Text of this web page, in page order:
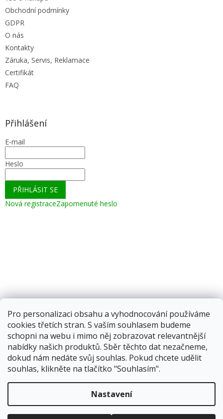
Pro personalizaci obsahu a vyhodnocování používáme
cookies třetích stran. S vaším souhlasem budeme
schopni na webu i mimo něj zobrazovat relevantnější
nabídky našich produktů. Sběr těchto dat nezačneme,
dokud nám nedáte svůj souhlas. Pokud chcete udělit
souhlas, klikněte na tlačítko "Souhlasím".
Nastavení
Obchodní podmínky
GDPR
O nás
Kontakty
Záruka, Servis, Reklamace
Certifikát
FAQ
Přihlášení
E-mail
Heslo
PŘIHLÁSIT SE
Nová registraceZapomenuté heslo